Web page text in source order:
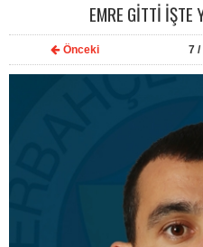
EMRE GİTTİ İŞTE
Önceki 7 /